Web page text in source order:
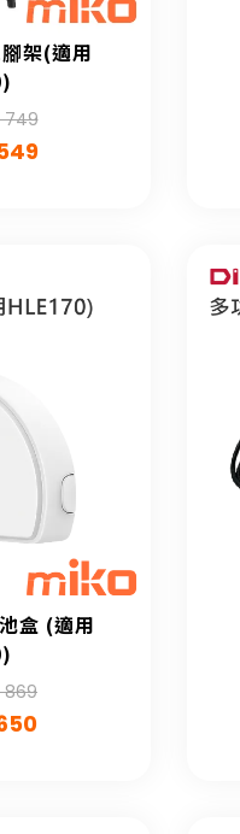
架(適用
749
盒 (適用
869